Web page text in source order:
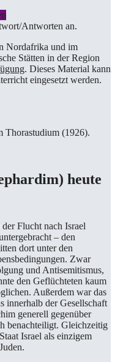
Antworten an.
Nordafrika und im
Stätten in der Region
. Dieses Material kann
eingesetzt werden.
Thorastudium (1926).
heute
Flucht nach Israel
– den
dort unter den
Zwar
und Antisemitismus,
den Geflüchteten kaum
Außerdem war das
innerhalb der Gesellschaft
generell gegenüber
benachteiligt. Gleichzeitig
Israel als einzigem